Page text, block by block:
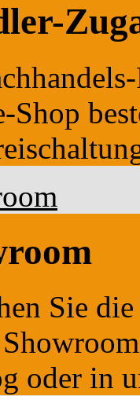
Shop
Sie
oder in